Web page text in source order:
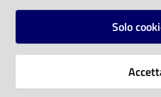
Vai alla pagina
Solo